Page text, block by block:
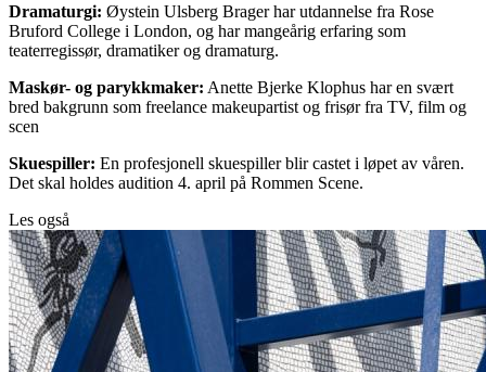
Dramaturgi: Øystein Ulsberg Brager har utdannelse fra Rose
Bruford College i London, og har mangeårig erfaring som
teaterregissør, dramatiker og dramaturg.
Maskør- og parykkmaker: Anette Bjerke Klophus har en svært
bred bakgrunn som freelance makeupartist og frisør fra TV, film og
scen
Skuespiller: En profesjonell skuespiller blir castet i løpet av våren.
Det skal holdes audition 4. april på Rommen Scene.
Les også